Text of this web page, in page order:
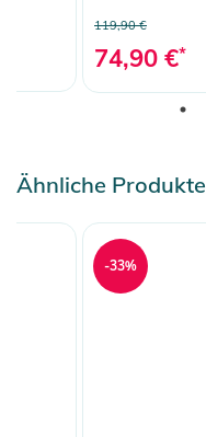
119,90 €
74,90 €*
Ähnliche Produkte
-33%